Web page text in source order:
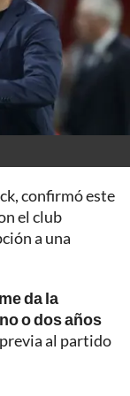
confirmó este
el club
a una
da la
o dos años
al partido